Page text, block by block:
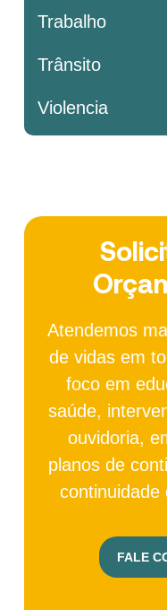
Trabalho
Trânsito
Violencia
Atendemos
de vidas em
foco em
saúde,
ouvidoria,
planos de
continuidade
FALE